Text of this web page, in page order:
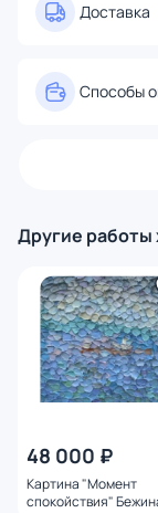
Доставка
Способы
Другие работы
48 000 ₽
Картина "Момент
спокойствия"